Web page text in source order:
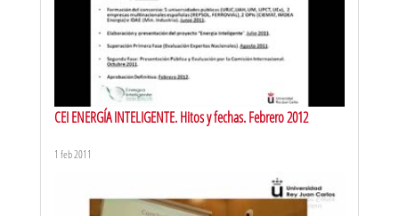
Respuesta eficiente a la diversidad en el aula. Metodologías
activas de aprendizaje: aprendizaje por campo de investigación
10 jun 2016
CEI ENERGÍA INTELIGENTE. Hitos y fechas. Febrero 2012
1 feb 2011